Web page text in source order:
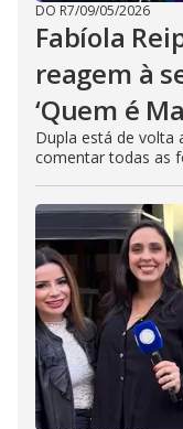
DO R7/09/05/2026
Fabíola
reagem à
‘Quem é
Dupla está de volta
comentar todas as